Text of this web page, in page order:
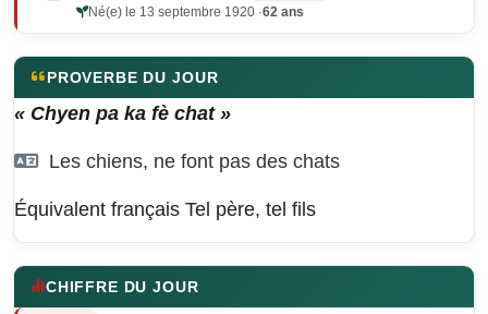
Né(e) le 13 septembre 1920 ·62 ans
PROVERBE DU JOUR
« Chyen pa ka fè chat »
Les chiens, ne font pas des chats
Équivalent français Tel père, tel fils
CHIFFRE DU JOUR